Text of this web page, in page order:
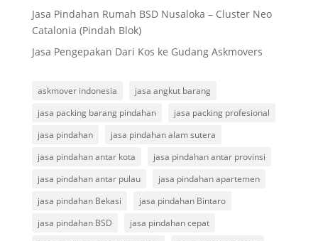
Jasa Pindahan Rumah BSD Nusaloka – Cluster Neo
Catalonia (Pindah Blok)
Jasa Pengepakan Dari Kos ke Gudang Askmovers
askmover indonesia
jasa angkut barang
jasa packing barang pindahan
jasa packing profesional
jasa pindahan
jasa pindahan alam sutera
jasa pindahan antar kota
jasa pindahan antar provinsi
jasa pindahan antar pulau
jasa pindahan apartemen
jasa pindahan Bekasi
jasa pindahan Bintaro
jasa pindahan BSD
jasa pindahan cepat